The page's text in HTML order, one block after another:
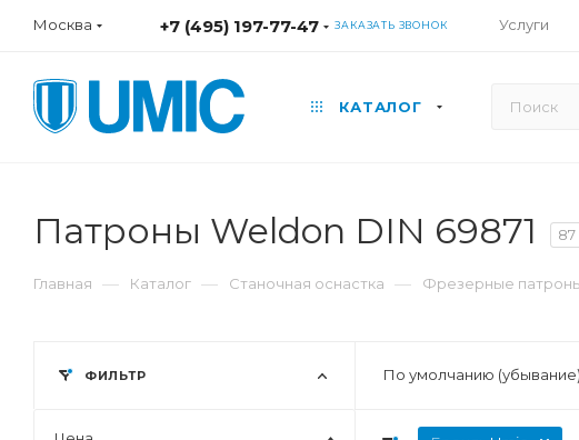
Москва +7 (495) 197-77-47 ЗАКАЗАТЬ ЗВОНОК Услуги
КАТАЛОГ
Патроны Weldon DIN 69871 87
Главная — Каталог — Станочная оснастка — Фрезерные
По умолчанию (убывание)
ФИЛЬТР